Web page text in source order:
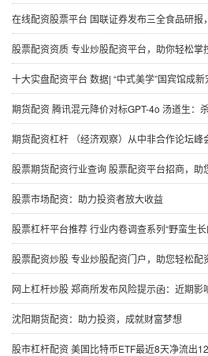
在线配资股票平台 国联证券发布三全食品研报，需求不
股票配资资质 专业炒股配资平台，助你轻松掌
十大实盘配资平台 数据| “中式美学”国宾馆成新宠 “上海东郊
期货配资 腾讯混元降价对标GPT-4o 汤道生：
期货配资杠杆 （经济观察）从中非合作论坛峰
股票期货配资行业查询 股票配资平台招商，助
股票市场配资：助力投资者放大收益
股票杠杆平台推荐 行业内卷调查系列“野蛮生长的茶饮行业”①：130米开10家店 一个商
股票配资炒股 专业炒股配资门户，助您轻松配
网上杠杆炒股 郑商所发布风险提示函：近期影响菜
沈阳期货配资：助力投资，成就财富梦想
股市杠杆配资 美国比特币ETF最近8天净流出12亿美元